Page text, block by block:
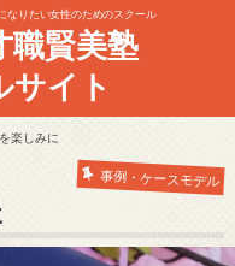
なりたい女性のためのスクール
職賢美塾
サイト
楽しみに
事例・ケースモデル